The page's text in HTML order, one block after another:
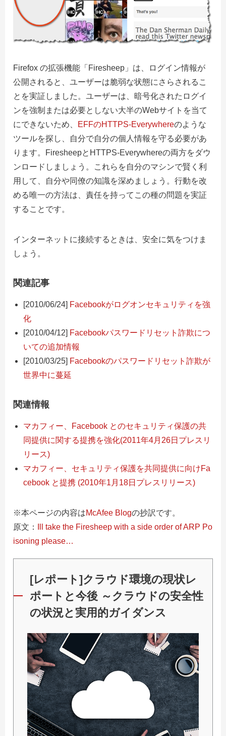
Firefox の拡張機能「Firesheep」は、ログイン情報が
公開されると、ユーザーは脆弱な状態にさらされるこ
とを実証しました。ユーザーは、暗号化されたログイ
ンを強制または必要としない大半のWebサイトを当て
にできないため、
EFFのHTTPS-Everywhereのような
ツールを探し、自分で自分の個人情報を守る必要があ
ります。FiresheepとHTTPS-Everywhereの両方をダウ
ンロードしましょう。これらを自分のマシンで賢く利
用して、自分や同僚の知識を深めましょう。行動を改
める唯一の方法は、責任を持ってこの種の問題を実証
することです。
インターネットに接続するときは、安全に気をつけま
しょう。
関連記事
[2010/06/24] Facebookがログオンセキュリティを強
化
[2010/04/12] Facebookパスワードリセット詐欺につ
いての追加情報
[2010/03/25] Facebookのパスワードリセット詐欺が
世界中に蔓延
関連情報
マカフィー、Facebook とのセキュリティ保護の共
同提供に関する提携を強化(2011年4月26日プレスリ
リース)
マカフィー、セキュリティ保護を共同提供に向けFa
cebook と提携 (2010年1月18日プレスリリース)
※本ページの内容はMcAfee Blogの抄訳です。
原文：
Ill take the Firesheep with a side order of ARP Po
isoning please…
[レポート]クラウド環境の現状レ
ポートと今後 ～クラウドの安全性
の状況と実用的ガイダンス